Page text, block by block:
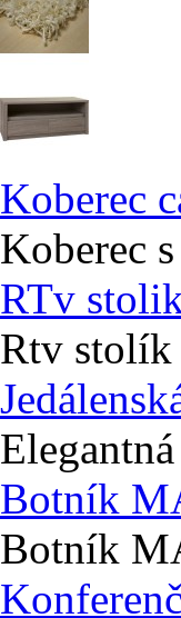
Koberec
Koberec
RTv
Rtv stolík
Botník
Botník